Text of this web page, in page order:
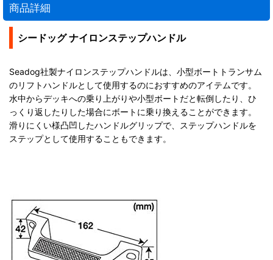
商品詳細
シードッグ ナイロンステップハンドル
Seadog社製ナイロンステップハンドルは、小型ボートトランサム
のリフトハンドルとして使用するのにおすすめのアイテムです。
水中からデッキへの乗り上がりや小型ボートだと転倒したり、ひ
っくり返したりした場合にボートに乗り換えることができます。
滑りにくい様凸凹したハンドルグリップで、ステップハンドルを
ステップとして使用することもできます。